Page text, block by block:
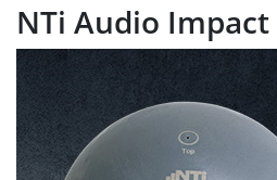
NTi Audio Impact